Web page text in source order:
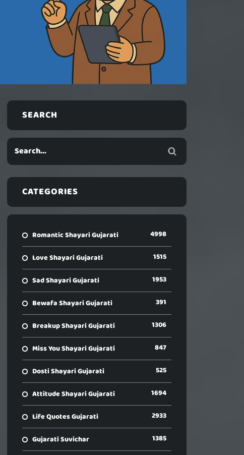
SEARCH
CATEGORIES
Romantic Shayari Gujarati 4998
Love Shayari Gujarati 1515
Sad Shayari Gujarati 1953
Bewafa Shayari Gujarati 391
Breakup Shayari Gujarati 1306
Miss You Shayari Gujarati 847
Dosti Shayari Gujarati 525
Attitude Shayari Gujarati 1694
Life Quotes Gujarati 2933
Gujarati Suvichar 1385